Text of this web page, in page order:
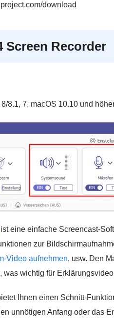
download
Screen Recorder
8.1, 7, macOS 10.10 und
ist eine einfache Screencast-
zur
Video aufnehmen, usw. Den
was wichtig für
Ihnen einen Schnitt-
unnötigen Anfang oder das